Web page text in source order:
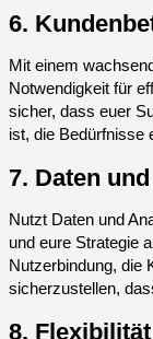
6.
Mit einem
Notwendigkeit für
sicher, dass euer
ist, die Bedürfnisse
7. Daten
Nutzt Daten und
und eure Strategie
Nutzerbindung, die
sicherzustellen,
8.